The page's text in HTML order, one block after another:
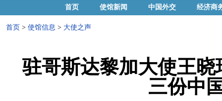
首页 使馆新闻 中国外交 经济商
首页 > 使馆信息 > 大使之声
驻哥斯达黎加大使王
三份中